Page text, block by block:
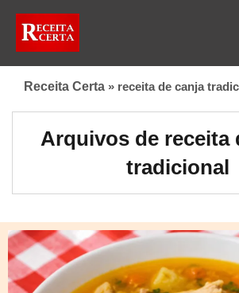
Receita Certa » receita de canja
Arquivos de receita
tradicional